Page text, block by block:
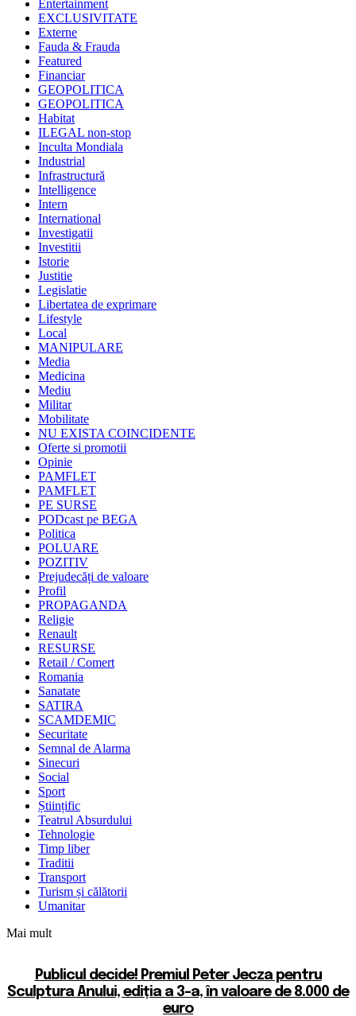
Entertainment
EXCLUSIVITATE
Externe
Fauda & Frauda
Featured
Financiar
GEOPOLITICA
GEOPOLITICA
Habitat
ILEGAL non-stop
Inculta Mondiala
Industrial
Infrastructură
Intelligence
Intern
International
Investigatii
Investitii
Istorie
Justitie
Legislatie
Libertatea de exprimare
Lifestyle
Local
MANIPULARE
Media
Medicina
Mediu
Militar
Mobilitate
NU EXISTA COINCIDENTE
Oferte si promotii
Opinie
PAMFLET
PAMFLET
PE SURSE
PODcast pe BEGA
Politica
POLUARE
POZITIV
Prejudecăți de valoare
Profil
PROPAGANDA
Religie
Renault
RESURSE
Retail / Comert
Romania
Sanatate
SATIRA
SCAMDEMIC
Securitate
Semnal de Alarma
Sinecuri
Social
Sport
Științific
Teatrul Absurdului
Tehnologie
Timp liber
Traditii
Transport
Turism și călătorii
Umanitar
Mai mult
Publicul decide! Premiul Peter Jecza pentru
Sculptura Anului, ediția a 3-a, în valoare de 8.000 de
euro